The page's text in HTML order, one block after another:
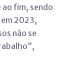
fim, sendo
2023,
não se